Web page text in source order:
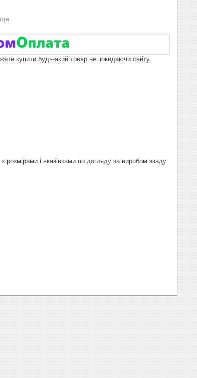
купити будь-який товар не покидаючи сайту.
і вказівками по догляду за виробом ззаду